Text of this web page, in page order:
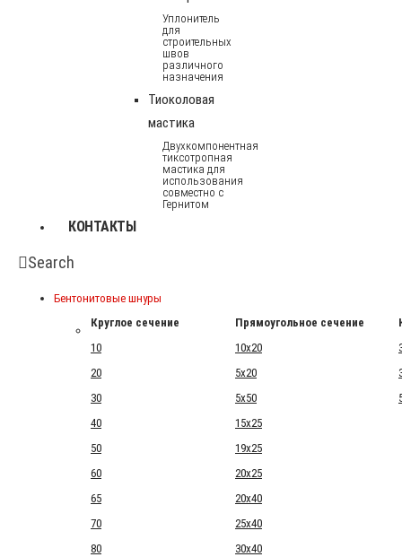
Уплонитель
для
строительных
швов
различного
назначения
Тиоколовая
мастика
Двухкомпонентная
тиксотропная
мастика для
использования
совместно с
Гернитом
КОНТАКТЫ
Search
Бентонитовые шнуры
Круглое сечение
Прямоугольное сечение
10
10x20
20
5x20
30
5x50
40
15x25
50
19x25
60
20x25
65
20x40
70
25x40
80
30x40